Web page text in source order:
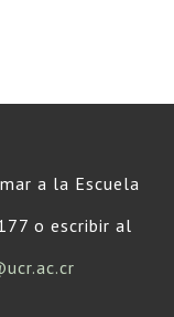
a la Escuela
o escribir al